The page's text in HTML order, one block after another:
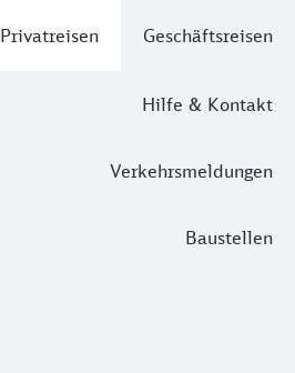
Privatreisen Geschäftsreisen
Hilfe & Kontakt
Verkehrsmeldungen
Baustellen